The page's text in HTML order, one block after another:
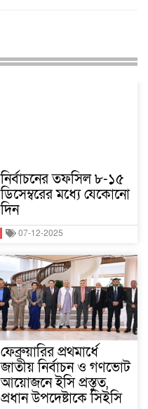
নির্বাচনের তফসিল ৮-১৫
ডিসেম্বরের মধ্যে যেকোনো
দিন
07-12-2025
ফেব্রুয়ারির প্রথমার্ধে
জাতীয় নির্বাচন ও গণভোট
আয়োজনে ইসি প্রস্তুত,
প্রধান উপদেষ্টাকে সিইসি